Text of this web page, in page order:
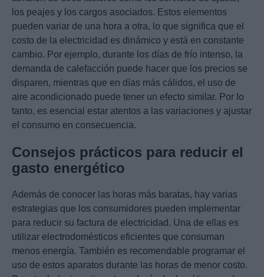
los peajes y los cargos asociados. Estos elementos
pueden variar de una hora a otra, lo que significa que el
costo de la electricidad es dinámico y está en constante
cambio. Por ejemplo, durante los días de frío intenso, la
demanda de calefacción puede hacer que los precios se
disparen, mientras que en días más cálidos, el uso de
aire acondicionado puede tener un efecto similar. Por lo
tanto, es esencial estar atentos a las variaciones y ajustar
el consumo en consecuencia.
Consejos prácticos para reducir el
gasto energético
Además de conocer las horas más baratas, hay varias
estrategias que los consumidores pueden implementar
para reducir su factura de electricidad. Una de ellas es
utilizar electrodomésticos eficientes que consuman
menos energía. También es recomendable programar el
uso de estos aparatos durante las horas de menor costo.